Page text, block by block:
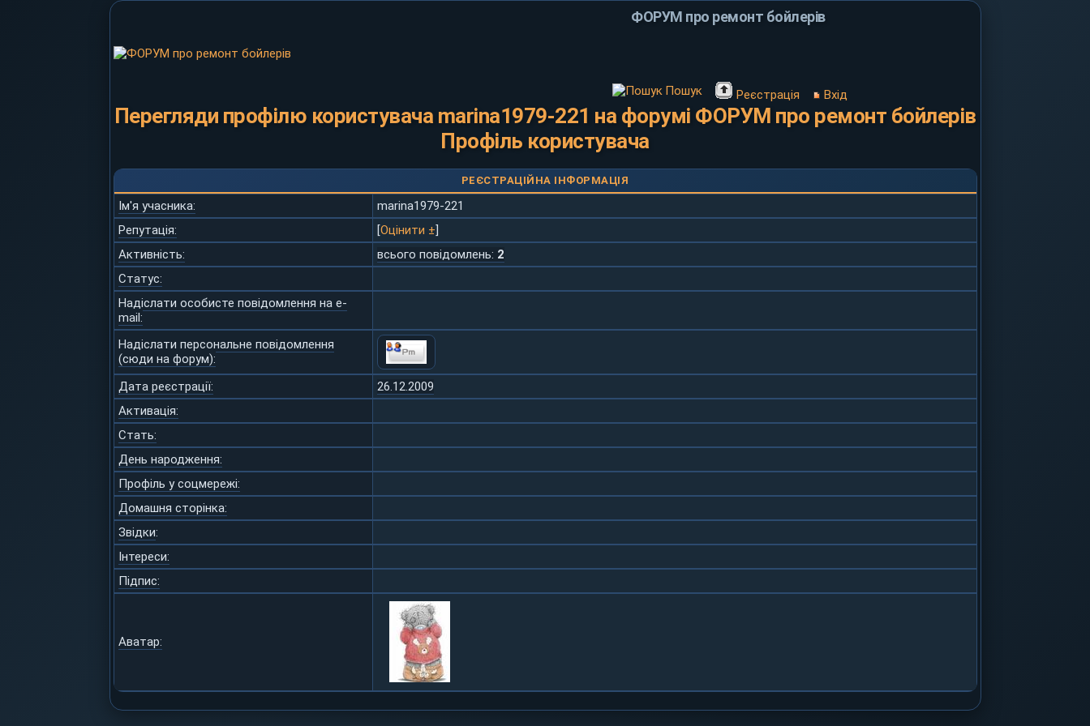
ФОРУМ про ремонт бойлерів
Пошук Реєстрація Вхід
Перегляди профілю користувача marina1979-221 на форумі ФОРУМ про ремонт бойлерів
Профіль користувача
РЕЄСТРАЦІЙНА ІНФОРМАЦІЯ
Ім'я учасника:
marina1979-221
Репутація:
[Оцінити ±]
Активність:
всього повідомлень: 2
Статус:
Надіслати особисте повідомлення на e-
mail:
Надіслати персональне повідомлення
(сюди на форум):
Дата реєстрації:
26.12.2009
Активація:
Стать:
День народження:
Профіль у соцмережі:
Домашня сторінка:
Звідки:
Інтереси:
Підпис:
Аватар: